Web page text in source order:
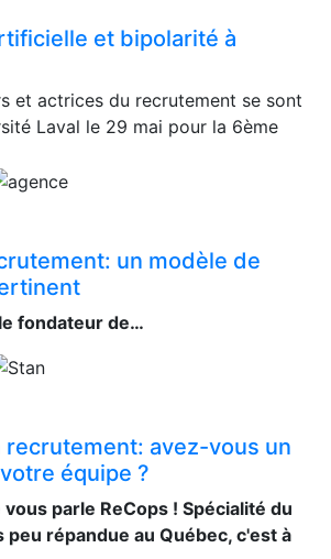
et bipolarité à
et actrices du recrutement se sont
Laval le 29 mai pour la 6ème
un modèle de
fondateur de…
recrutement: avez-vous un
équipe ?
parle ReCops ! Spécialité du
répandue au Québec, c'est à